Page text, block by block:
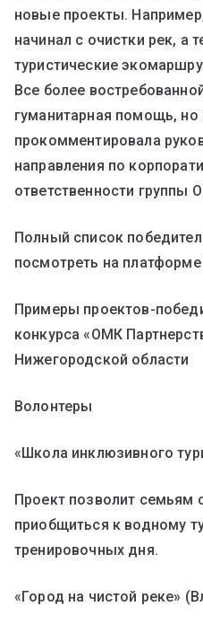
новые проекты.
начинал с очистки рек, а
туристические
Все более
гуманитарная помощь,
прокомментировала
направления по
ответственности
Полный список
посмотреть на
Примеры проектов-
конкурса «ОМК
Нижегородской области
Волонтеры
«Школа инклюзивного
Проект позволит семьям
приобщиться к водному
тренировочных дня.
«Город на чистой реке»